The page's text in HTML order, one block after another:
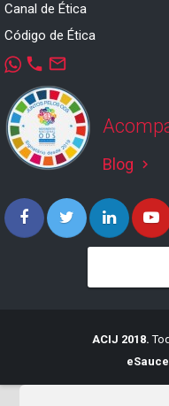
Canal de Ética
Código de Ética
phone mail_outline
Blog keyboard_arrow_right
ACIJ 2018.